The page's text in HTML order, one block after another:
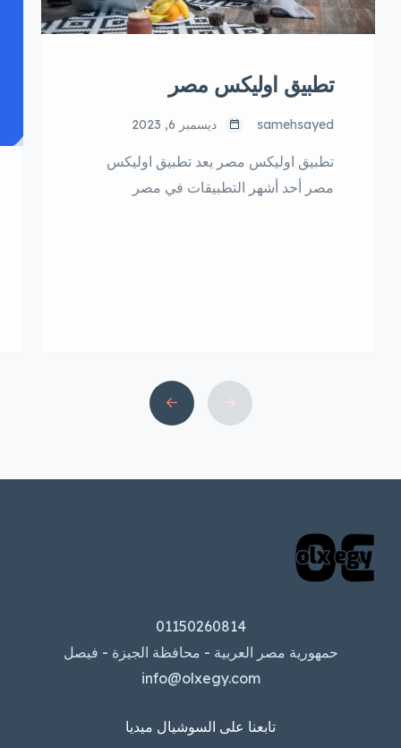
تطبيق اوليكس مصر
samehsayed ديسمبر 6, 2023
تطبيق اوليكس مصر يعد تطبيق اوليكس
مصر أحد أشهر التطبيقات في مصر
01150260814
حمهورية مصر العربية - محافظة الجيزة - فيصل
info@olxegy.com
تابعنا على السوشيال ميديا